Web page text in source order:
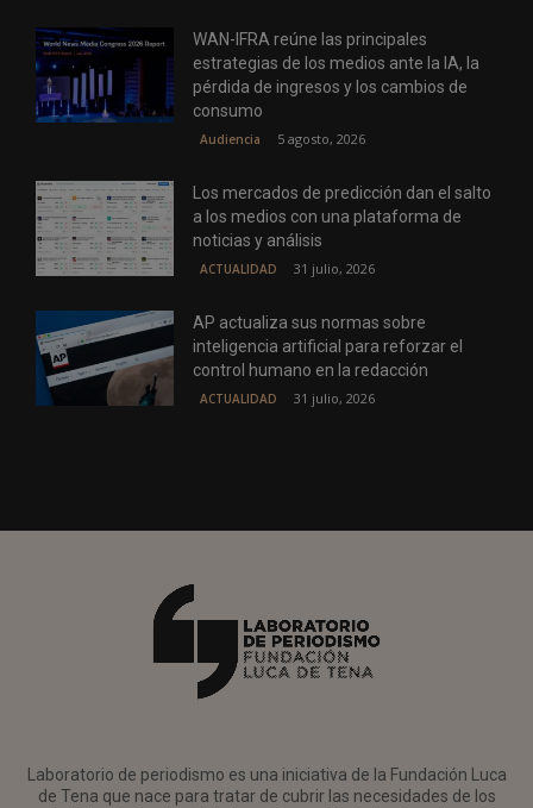
WAN-IFRA reúne las principales
estrategias de los medios ante la IA, la
pérdida de ingresos y los cambios de
consumo
Audiencia 5 agosto, 2026
Los mercados de predicción dan el salto
a los medios con una plataforma de
noticias y análisis
ACTUALIDAD 31 julio, 2026
AP actualiza sus normas sobre
inteligencia artificial para reforzar el
control humano en la redacción
ACTUALIDAD 31 julio, 2026
Laboratorio de periodismo es una iniciativa de la Fundación Luca
de Tena que nace para tratar de cubrir las necesidades de los